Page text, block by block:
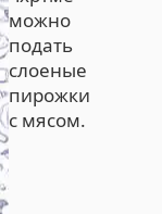
можно
подать
слоеные
пирожки
с мясом.